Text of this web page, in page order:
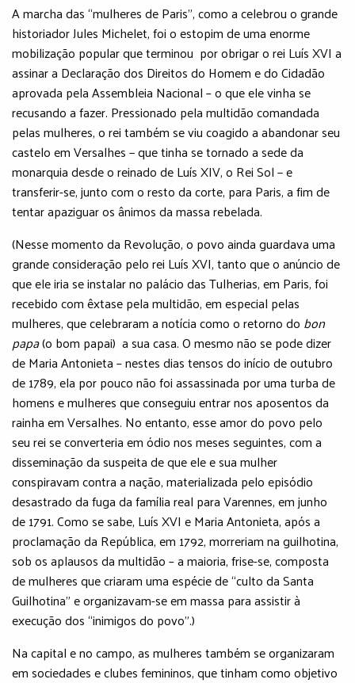
A marcha das “mulheres de Paris”, como a celebrou o grande
historiador Jules Michelet, foi o estopim de uma enorme
mobilização popular que terminou por obrigar o rei Luís XVI a
assinar a Declaração dos Direitos do Homem e do Cidadão
aprovada pela Assembleia Nacional – o que ele vinha se
recusando a fazer. Pressionado pela multidão comandada
pelas mulheres, o rei também se viu coagido a abandonar seu
castelo em Versalhes − que tinha se tornado a sede da
monarquia desde o reinado de Luís XIV, o Rei Sol − e
transferir-se, junto com o resto da corte, para Paris, a fim de
tentar apaziguar os ânimos da massa rebelada.
(Nesse momento da Revolução, o povo ainda guardava uma
grande consideração pelo rei Luís XVI, tanto que o anúncio de
que ele iria se instalar no palácio das Tulherias, em Paris, foi
recebido com êxtase pela multidão, em especial pelas
mulheres, que celebraram a notícia como o retorno do bon
papa(o bom papai) a sua casa. O mesmo não se pode dizer
de Maria Antonieta – nestes dias tensos do início de outubro
de 1789, ela por pouco não foi assassinada por uma turba de
homens e mulheres que conseguiu entrar nos aposentos da
rainha em Versalhes. No entanto, esse amor do povo pelo
seu rei se converteria em ódio nos meses seguintes, com a
disseminação da suspeita de que ele e sua mulher
conspiravam contra a nação, materializada pelo episódio
desastrado da fuga da família real para Varennes, em junho
de 1791. Como se sabe, Luís XVI e Maria Antonieta, após a
proclamação da República, em 1792, morreriam na guilhotina,
sob os aplausos da multidão – a maioria, frise-se, composta
de mulheres que criaram uma espécie de “culto da Santa
Guilhotina” e organizavam-se em massa para assistir à
execução dos “inimigos do povo”.)
Na capital e no campo, as mulheres também se organizaram
em sociedades e clubes femininos, que tinham como objetivo